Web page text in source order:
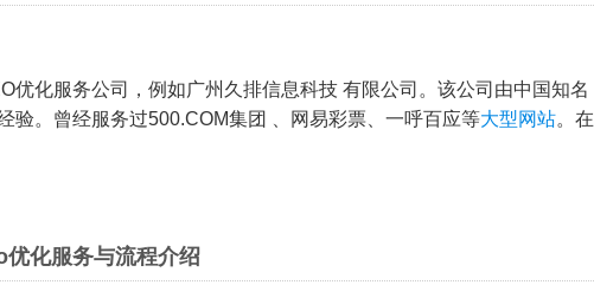
优化服务公司，例如广州久排信息科技 有限公司。该公司由中国知名
验。曾经服务过500.COM集团 、网易彩票、一呼百应等大型网站。在
化服务与流程介绍